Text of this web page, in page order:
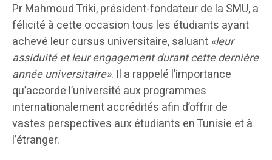
Pr Mahmoud Triki, président-fondateur de la SMU, a
félicité à cette occasion tous les étudiants ayant
achevé leur cursus universitaire, saluant «leur
assiduité et leur engagement durant cette dernière
année universitaire». Il a rappelé l’importance
qu’accorde l’université aux programmes
internationalement accrédités afin d’offrir de
vastes perspectives aux étudiants en Tunisie et à
l’étranger.